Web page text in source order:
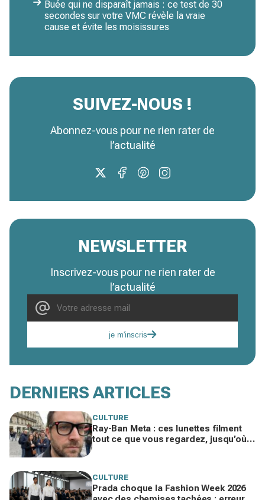
Buée qui ne disparaît jamais : ce test de 30
secondes sur votre VMC révèle la vraie
cause et évite les moisissures
SUIVEZ-NOUS !
Abonnez-vous pour ne rien rater de
l’actualité
NEWSLETTER
Inscrivez-vous pour ne rien rater de
l’actualité
je m'inscris
DERNIERS ARTICLES
CULTURE
Ray-Ban Meta : ces lunettes filment
tout ce que vous regardez, jusqu’où
CULTURE
Prada choque la Fashion Week 2026